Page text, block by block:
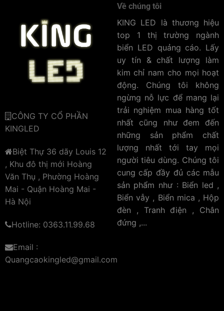
CÔNG TY CỔ PHẦN
KINGLED
Biệt Thự 36 dãy Louis 12
, Khu đô thị mới Hoàng
Văn Thụ , Phường Hoàng
Mai - Quận Hoàng Mai -
Hà Nội
Hotline: 0363.11.99.68
Email :
Quangcaokingled@gmail.com
Về chúng tôi
KING LED là thương hiệu
top 1 thị trường ngành
biển LED quảng cáo. Lấy
uy tín & chất lượng làm
kim chỉ nam cho mọi hoạt
động. Chúng tôi không
ngừng nỗ lực để mang lại
trải nghiệm mua hàng tốt
nhất cũng như đem đến
những sản phẩm chất
lượng nhất tới tay mọi
người tiêu dùng. Chúng tôi
cung cấp đầy đủ các mẫu
sản phẩm như : Biển led ,
Biển vẫy , Biển mica , Hộp
đèn , Tranh điện , Chân
đứng ,...